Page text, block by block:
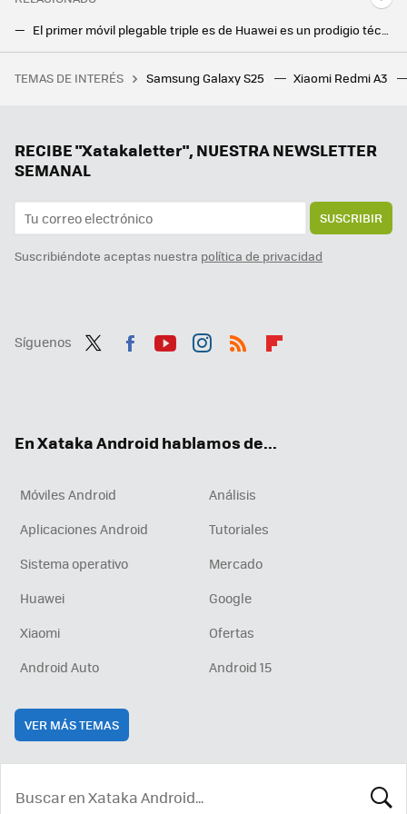
El Galaxy S25 Ultra se fija en el iPhone y sería el primer móvil Samsung en contar con conectividad por satélite
Uno de los mejores RPG de Steam nos lleva a un mundo abierto de 870 km cuadrados que su creador ha tardado 12 años en hacer posible
TEMAS DE INTERÉS Samsung Galaxy S25 Xiaomi Redmi A3
RECIBE "Xatakaletter", NUESTRA NEWSLETTER
SEMANAL
SUSCRIBIR
Suscribiéndote aceptas nuestra política de privacidad
Síguenos
En Xataka Android hablamos de...
Móviles Android
Análisis
Aplicaciones Android
Tutoriales
Sistema operativo
Mercado
Huawei
Google
Xiaomi
Ofertas
Android Auto
Android 15
VER MÁS TEMAS